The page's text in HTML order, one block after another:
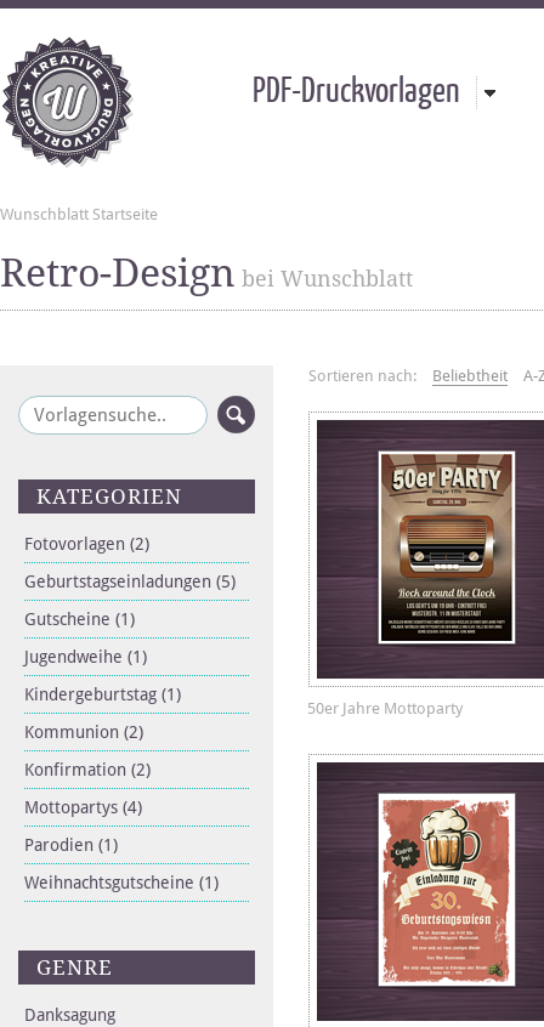
PDF-Druckvorlagen
Wunschblatt Startseite
Retro-Design bei Wunschblatt
KATEGORIEN
Fotovorlagen (2)
Geburtstagseinladungen (5)
Gutscheine (1)
Jugendweihe (1)
Kindergeburtstag (1)
Kommunion (2)
Konfirmation (2)
Mottopartys (4)
Parodien (1)
Weihnachtsgutscheine (1)
GENRE
Danksagung
Sortieren nach: Beliebtheit A-
50er Jahre Mottoparty